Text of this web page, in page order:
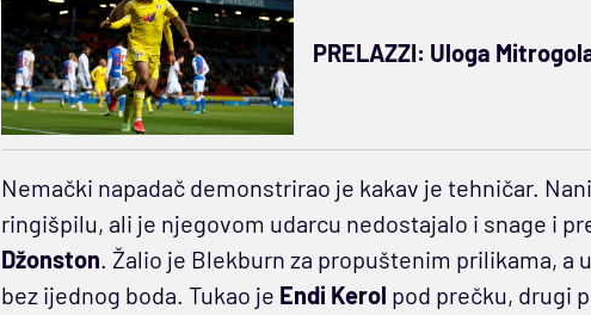
PRELAZZI: Uloga
Nemački napadač demonstrirao je kakav je tehničar.
ringišpilu, ali je njegovom udarcu nedostajalo i snage i
Džonston. Žalio je Blekburn za propuštenim prilikama, a
bez ijednog boda. Tukao je Endi Kerol pod prečku, drugi